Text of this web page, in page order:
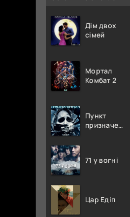
Дім двох
сімей
Мортал
Комбат 2
Пункт
призначення
71 у вогні
Цар Едіп